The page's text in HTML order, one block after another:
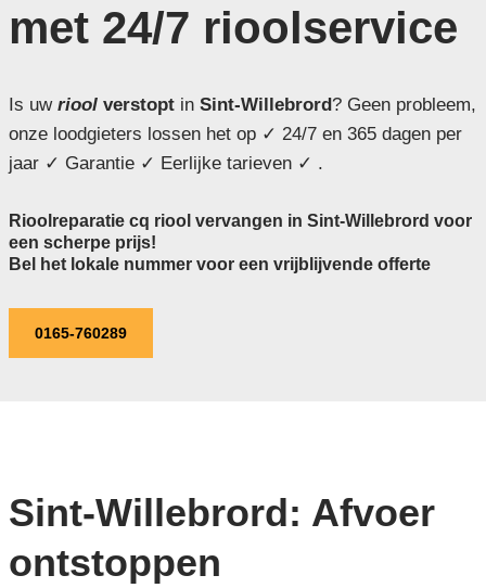
met 24/7 rioolservice
Is uw rioolverstoptin Sint-Willebrord? Geen probleem,
onze loodgieters lossen het op ✓ 24/7 en 365 dagen per
jaar ✓ Garantie ✓ Eerlijke tarieven ✓ .
Rioolreparatie cq riool vervangen in Sint-Willebrord voor
een scherpe prijs!
Bel het lokale nummer voor een vrijblijvende offerte
0165-760289
Sint-Willebrord: Afvoer
ontstoppen